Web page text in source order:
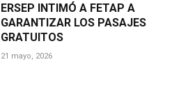
ERSEP INTIMÓ A FETAP A
GARANTIZAR LOS PASAJES
GRATUITOS
21 mayo, 2026